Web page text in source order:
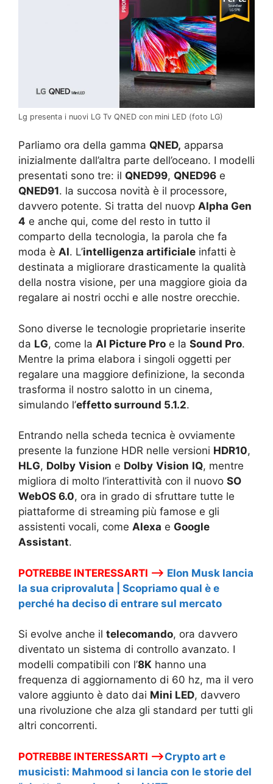
Lg presenta i nuovi LG Tv QNED con mini LED (foto LG)
Parliamo ora della gamma QNED, apparsa
inizialmente dall’altra parte dell’oceano. I modelli
presentati sono tre: il QNED99, QNED96 e
QNED91. la succosa novità è il processore,
davvero potente. Si tratta del nuovp Alpha Gen
4 e anche qui, come del resto in tutto il
comparto della tecnologia, la parola che fa
moda è AI. L’intelligenza artificiale infatti è
destinata a migliorare drasticamente la qualità
della nostra visione, per una maggiore gioia da
regalare ai nostri occhi e alle nostre orecchie.
Sono diverse le tecnologie proprietarie inserite
da LG, come la AI Picture Pro e la Sound Pro.
Mentre la prima elabora i singoli oggetti per
regalare una maggiore definizione, la seconda
trasforma il nostro salotto in un cinema,
simulando l’effetto surround 5.1.2.
Entrando nella scheda tecnica è ovviamente
presente la funzione HDR nelle versioni HDR10,
HLG, Dolby Vision e Dolby Vision IQ, mentre
migliora di molto l’interattività con il nuovo SO
WebOS 6.0, ora in grado di sfruttare tutte le
piattaforme di streaming più famose e gli
assistenti vocali, come Alexa e Google
Assistant.
POTREBBE INTERESSARTI –> Elon Musk lancia
la sua criprovaluta | Scopriamo qual è e
perché ha deciso di entrare sul mercato
Si evolve anche il telecomando, ora davvero
diventato un sistema di controllo avanzato. I
modelli compatibili con l’8K hanno una
frequenza di aggiornamento di 60 hz, ma il vero
valore aggiunto è dato dai Mini LED, davvero
una rivoluzione che alza gli standard per tutti gli
altri concorrenti.
POTREBBE INTERESSARTI –>Crypto art e
musicisti: Mahmood si lancia con le storie del